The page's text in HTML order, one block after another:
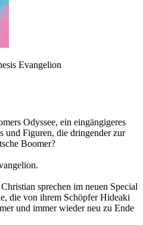
Evangelion
Odyssee, ein eingängigeres
und Figuren, die dringender zur
Boomer?
sprechen im neuen Special
die von ihrem Schöpfer Hideaki
und immer wieder neu zu Ende